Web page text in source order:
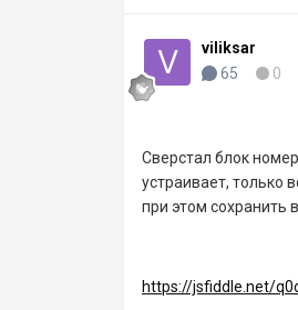
viliksar
65
0
Сверстал блок
устраивает, только
при этом сохранить
https://jsfiddle.net/